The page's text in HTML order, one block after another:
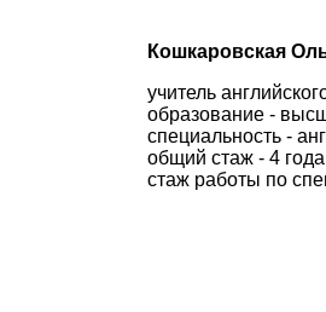
Кошкаровская
учитель
образование -
специальность -
общий стаж - 4
стаж работы по